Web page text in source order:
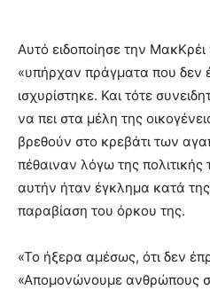
Αυτό ειδοποίησε την ΜακΚρέι
«υπήρχαν πράγματα που δεν
ισχυρίστηκε. Και τότε
να πει στα μέλη της
βρεθούν στο κρεβάτι των
πέθαιναν λόγω της
αυτήν ήταν έγκλημα κατά
παραβίαση του όρκου της.
«Το ήξερα αμέσως, ότι δεν
«Απομονώνουμε ανθρώπους